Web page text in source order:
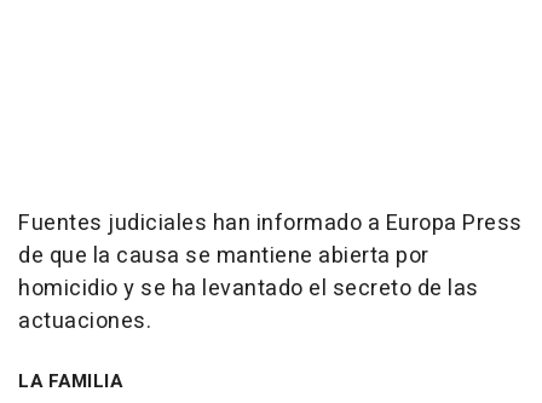
Fuentes judiciales han informado a Europa Press
de que la causa se mantiene abierta por
homicidio y se ha levantado el secreto de las
actuaciones.
LA FAMILIA